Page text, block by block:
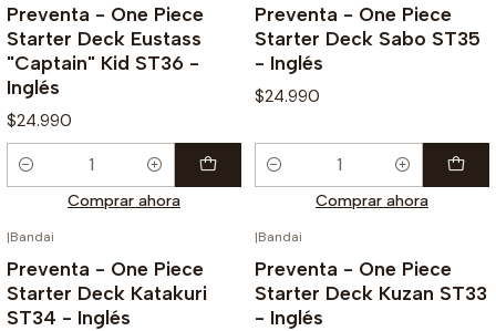
Preventa - One Piece
Starter Deck Eustass
"Captain" Kid ST36 -
Inglés
$24.990
Cantidad
Comprar ahora
Preventa - One Piece
Starter Deck Sabo ST35
- Inglés
$24.990
Cantidad
Comprar ahora
|Bandai
Preventa - One Piece
Starter Deck Katakuri
ST34 - Inglés
|Bandai
Preventa - One Piece
Starter Deck Kuzan ST33
- Inglés